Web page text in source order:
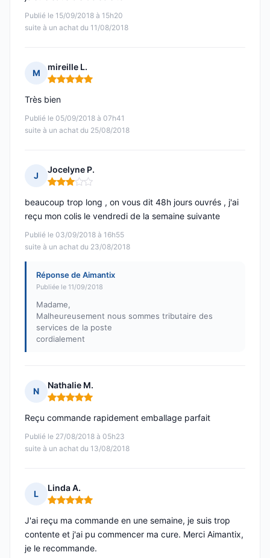
Publié le 15/09/2018 à 15h20
suite à un achat du 11/08/2018
M
mireille L.
Note : 5 sur 5
Publié le 05/09/2018 à 07h41
suite à un achat du 25/08/2018
Très bien
J
Jocelyne P.
Note : 3 sur 5
Publié le 03/09/2018 à 16h55
suite à un achat du 23/08/2018
beaucoup trop long , on vous dit 48h jours ouvrés , j'ai
reçu mon colis le vendredi de la semaine suivante
Réponse de Aimantix
Publiée le 11/09/2018
Madame,
Malheureusement nous sommes tributaire des
services de la poste
cordialement
N
Nathalie M.
Note : 5 sur 5
Publié le 27/08/2018 à 05h23
suite à un achat du 13/08/2018
Reçu commande rapidement emballage parfait
L
Linda A.
Note : 5 sur 5
J'ai reçu ma commande en une semaine, je suis trop
contente et j'ai pu commencer ma cure. Merci Aimantix,
je le recommande.